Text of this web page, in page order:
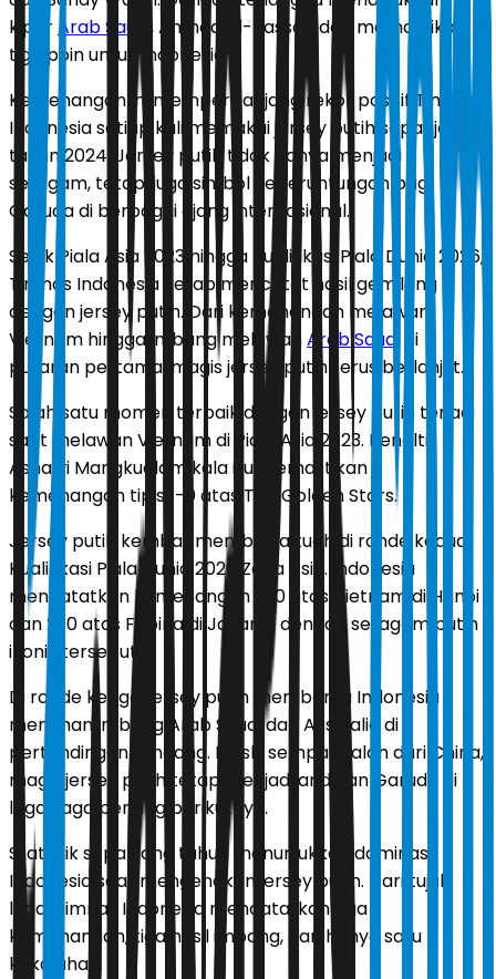
kiperArab Saudi , Ahmed Al-Kassar, dan memastikan
tiga poin untuk Indonesia.
Kemenangan ini memperpanjang rekor positif Timnas
Indonesia setiap kali memakai jersey putih sepanjang
tahun 2024. Jersey putih tidak hanya menjadi
seragam, tetapi juga simbol keberuntungan bagi
Garuda di berbagai ajang internasional.
Sejak Piala Asia 2023 hingga Kualifikasi Piala Dunia 2026,
Timnas Indonesia kerap mencatat hasil gemilang
dengan jersey putih. Dari kemenangan melawan
Vietnam hingga imbang melawanArab Saudi
di
putaran pertama, magis jersey putih terus berlanjut.
Salah satu momen terbaik dengan jersey putih terjadi
saat melawan Vietnam di Piala Asia 2023. Penalti
Asnawi Mangkualam kala itu memastikan
kemenangan tipis 1-0 atas The Golden Stars.
Jersey putih kembali membawa tuah di ronde kedua
Kualifikasi Piala Dunia 2026 Zona Asia. Indonesia
mencatatkan kemenangan 3-0 atas Vietnam di Hanoi
dan 2-0 atas Filipina di Jakarta dengan seragam putih
ikonis tersebut.
Di ronde ketiga, jersey putih membantu Indonesia
menahan imbang Arab Saudi dan Australia di
pertandingan tandang. Meski sempat kalah dari China,
magis jersey putih tetap menjadi andalan Garuda di
laga-laga penting berikutnya.
Statistik sepanjang tahun menunjukkan dominasi
Indonesia saat mengenakan jersey putih. Dari tujuh
laga, Timnas Indonesia mencatatkan tiga
kemenangan, tiga hasil imbang, dan hanya satu
kekalahan.